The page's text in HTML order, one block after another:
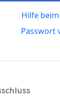
Hilfe
Passwort